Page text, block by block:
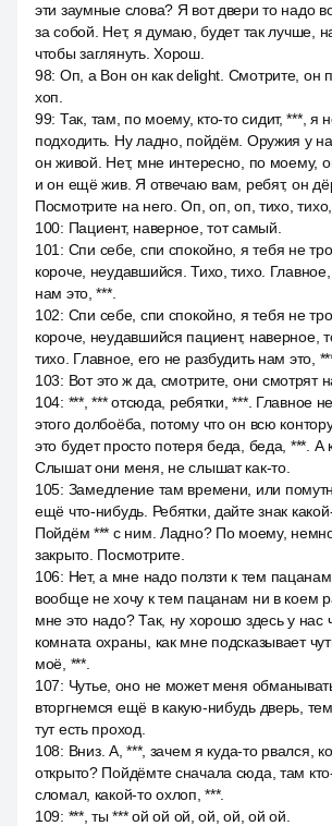
эти заумные слова? Я вот двери то надо
за собой. Нет, я думаю, будет так лучше,
чтобы заглянуть. Хорош.
98: Оп, а Вон он как delight. Смотрите, он
хоп.
99: Так, там, по моему, кто-то сидит, ***, я
подходить. Ну ладно, пойдём. Оружия у
он живой. Нет, мне интересно, по моему,
и он ещё жив. Я отвечаю вам, ребят, он
Посмотрите на него. Оп, оп, оп, тихо,
100: Пациент, наверное, тот самый.
101 : Спи себе, спи спокойно, я тебя не
короче, неудавшийся. Тихо, тихо.
нам это, ***.
102: Спи себе, спи спокойно, я тебя не
короче, неудавшийся пациент, наверное,
тихо. Главное, его не разбудить нам это,
103: Вот это ж да, смотрите, они смотрят
104: ***, *** отсюда, ребятки, ***. Главное
этого долбоёба, потому что он всю
это будет просто потеря беда, беда, ***. А
Слышат они меня, не слышат как-то.
105: Замедление там времени, или
ещё что-нибудь. Ребятки, дайте знак
Пойдём *** с ним. Ладно? По моему,
закрыто. Посмотрите.
106: Нет, а мне надо ползти к тем
вообще не хочу к тем пацанам ни в коем
мне это надо? Так, ну хорошо здесь у нас
комната охраны, как мне подсказывает
моё, ***.
107: Чутье, оно не может меня
вторгнемся ещё в какую-нибудь дверь,
тут есть проход.
108: Вниз. А, ***, зачем я куда-то рвался,
открыто? Пойдёмте сначала сюда, там
сломал, какой-то охлоп, ***.
109: ***, ты *** ой ой ой, ой, ой, ой ой.